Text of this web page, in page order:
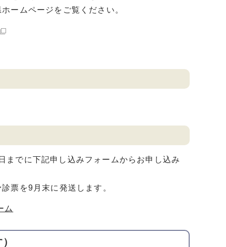
ームページをご覧ください。
でに下記申し込みフォームからお申し込み
票を9月末に発送します。
ム